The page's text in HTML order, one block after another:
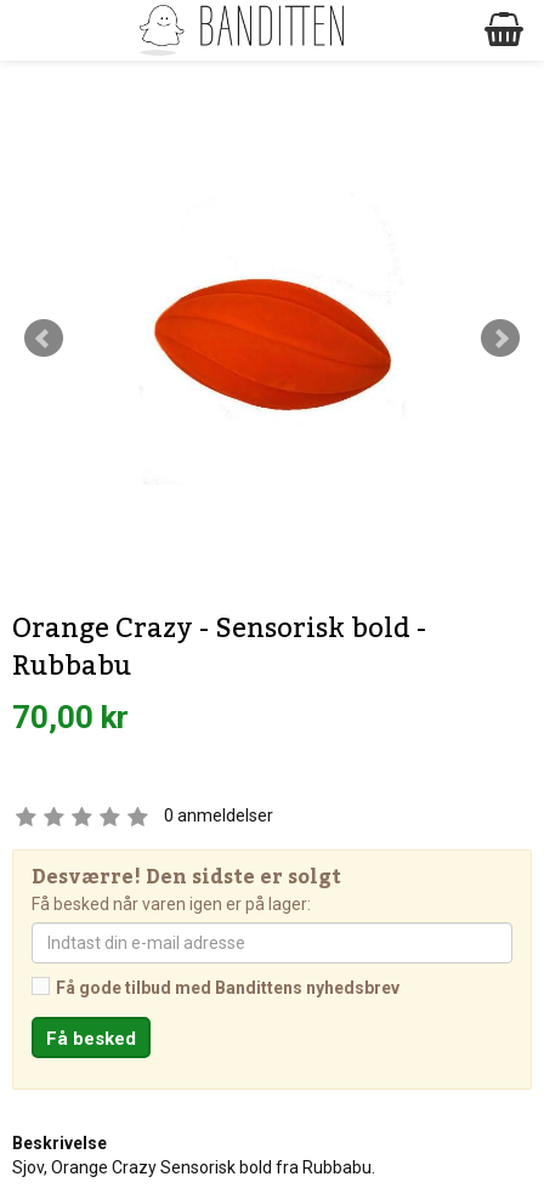
Orange Crazy - Sensorisk bold -
Rubbabu
70,00 kr
0 anmeldelser
Desværre! Den sidste er solgt
Få besked når varen igen er på lager:
Få gode tilbud med Bandittens nyhedsbrev
Beskrivelse
Sjov, Orange Crazy Sensorisk bold fra Rubbabu.